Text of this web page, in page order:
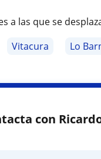
a las que se
Vitacura Lo
con